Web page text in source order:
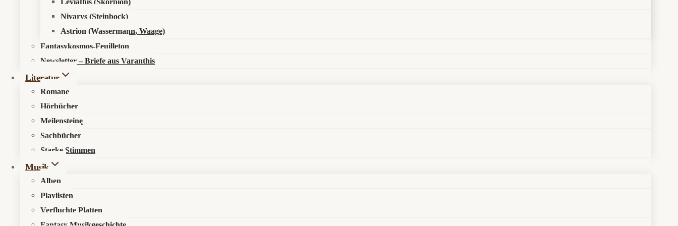
Leviathis (Skorpion)
Nivarys (Steinbock)
Astrion (Wassermann, Waage)
Fantasykosmos-Feuilleton
Newsletter – Briefe aus Varanthis
Literatur
Romane
Hörbücher
Meilensteine
Sachbücher
Starke Stimmen
Musik
Alben
Playlisten
Verfluchte Platten